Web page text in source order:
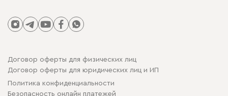
Договор оферты для физических лиц
Договор оферты для юридических лиц и ИП
Политика конфиденциальности
Безопасность онлайн платежей